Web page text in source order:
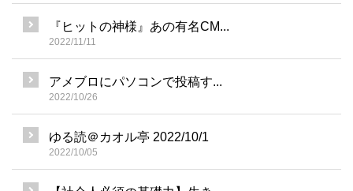
『ヒットの神様』あの有名CM...
2022/11/11
アメブロにパソコンで投稿す...
2022/10/26
ゆる読＠カオル亭 2022/10/1
2022/10/05